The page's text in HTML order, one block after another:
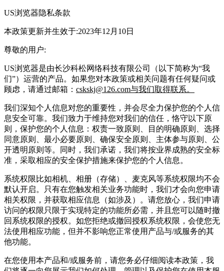
US浏览器隐私条款
本政策更新并生效于:2023年12月10日
尊敬的用户:
US浏览器是由长沙科松网络科技有限公司（以下简称为“我
们”）运营的产品。如果您对本政策或相关问题有任何疑问或
顾虑，请通过邮箱： cskskj@126.com与我们取得联系。
我们深知个人信息对您的重要性，并会尽全力保护您的个人信
息安全可靠。我们致力于维持您对我们的信任，恪守以下原
则，保护您的个人信息：权责一致原则、目的明确原则、选择
同意原则、最小必要原则、确保安全原则、主体参与原则、公
开透明原则等。同时，我们承诺，我们将按业界成熟的安全标
准，采取相应的安全保护措施来保护您的个人信息。
系统权限比如相机、相册（存储）、麦克风等系统权限均不会
默认开启。只有在您触发相关业务功能时，我们才会向您申请
相关权限，并获取相应信息（如涉及）。请您放心，我们申请
访问的权限只限于实现特定的功能所必需，并且您可以随时撤
回系统权限的授权。如您拒绝或撤回授权系统权限，会使您无
法使用相应功能，但并不影响您正常使用产品与/或服务的其
他功能。
在您使用本产品和/或服务前，请您务必仔细阅读本政策，我